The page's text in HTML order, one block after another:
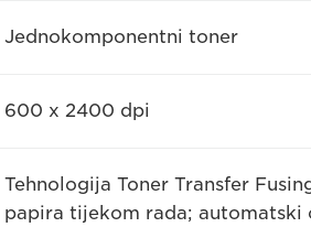
Jednokomponentni toner
600 x 2400 dpi
Tehnologija Toner Transfer
papira tijekom rada;